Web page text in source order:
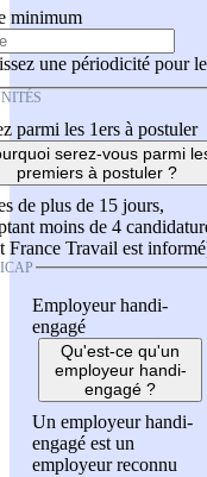
minimum
une périodicité pour
parmi les 1ers à postuler
serez-vous parmi
premiers à postuler ?
de plus de 15 jours,
moins de 4
France Travail est
Employeur handi-
engagé
Qu'est-ce qu'un
employeur handi-
engagé ?
Un employeur handi-
engagé est un
employeur reconnu